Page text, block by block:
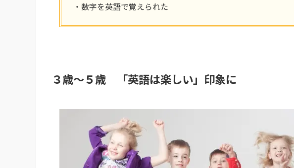
・数字を英語で覚えられた
３歳～５歳 「英語は楽しい」印象に